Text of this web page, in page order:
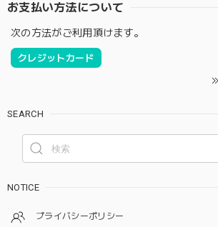
お支払い方法について
次の方法がご利用頂けます。
クレジットカード
SEARCH
NOTICE
プライバシーポリシー